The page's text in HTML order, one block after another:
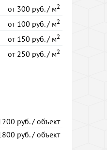
от300 руб. / м2
от100 руб. / м2
от150 руб. / м2
от250 руб. / м2
руб. / объект
руб. / объект